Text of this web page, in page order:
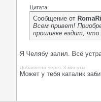
Цитата:
Сообщение от
Всем привет!
прошивке ездит, что
Я Челябу залил. Всё
Добавлено через 3 минуты
Может у тебя каталик